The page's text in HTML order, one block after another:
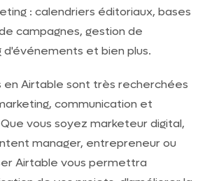
: calendriers éditoriaux, bases
campagnes, gestion de
d'événements et bien plus.
Airtable sont très recherchées
communication et
vous soyez marketeur digital,
manager, entrepreneur ou
Airtable vous permettra